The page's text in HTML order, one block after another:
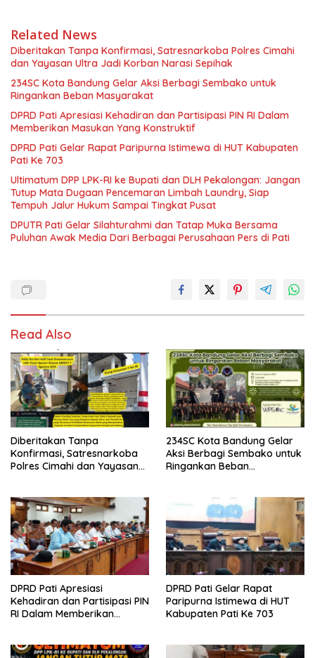
Related News
Diberitakan Tanpa Konfirmasi, Satresnarkoba Polres Cimahi
dan Yayasan Ultra Jadi Korban Narasi Sepihak
234SC Kota Bandung Gelar Aksi Berbagi Sembako untuk
Ringankan Beban Masyarakat
DPRD Pati Apresiasi Kehadiran dan Partisipasi PIN RI Dalam
Memberikan Masukan Yang Konstruktif
DPRD Pati Gelar Rapat Paripurna Istimewa di HUT Kabupaten
Pati Ke 703
Ultimatum DPP LPK-RI ke Bupati dan DLH Pekalongan: Jangan
Tutup Mata Dugaan Pencemaran Limbah Laundry, Siap
Tempuh Jalur Hukum Sampai Tingkat Pusat
DPUTR Pati Gelar Silahturahmi dan Tatap Muka Bersama
Puluhan Awak Media Dari Berbagai Perusahaan Pers di Pati
Read Also
Diberitakan Tanpa
Konfirmasi, Satresnarkoba
Polres Cimahi dan Yayasan
234SC Kota Bandung Gelar
Aksi Berbagi Sembako untuk
Ringankan Beban
DPRD Pati Apresiasi
Kehadiran dan Partisipasi PIN
RI Dalam Memberikan
DPRD Pati Gelar Rapat
Paripurna Istimewa di HUT
Kabupaten Pati Ke 703